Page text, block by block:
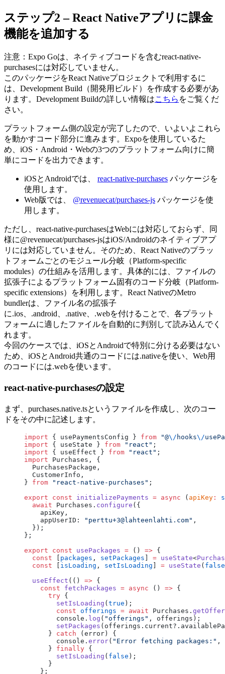
ステップ2 – React Nativeアプリに課金
機能を追加する
注意：Expo Goは、ネイティブコードを含むreact-native-
purchasesには対応していません。
このパッケージをReact Nativeプロジェクトで利用するに
は、Development Build（開発用ビルド）を作成する必要があ
ります。Development Buildの詳しい情報はこちら をご覧くだ
さい。
プラットフォーム側の設定が完了したので、いよいよこれら
を動かすコード部分に進みます。Expoを使用しているた
め、iOS・Android・Webの3つのプラットフォーム向けに簡
単にコードを出力できます。
iOSとAndroidでは、 react-native-purchases パッケージを
使用します。
Web版では、 @revenuecat/purchases-js パッケージを使
用します。
ただし、react-native-purchasesはWebには対応しておらず、同
様に@revenuecat/purchases-jsはiOS/Androidのネイティブアプ
リには対応していません。そのため、React Nativeのプラッ
トフォームごとのモジュール分岐（Platform-specific
modules）の仕組みを活用します。具体的には、ファイルの
拡張子によるプラットフォーム固有のコード分岐（Platform-
specific extensions）を利用します。React NativeのMetro
bundlerは、ファイル名の拡張子
に.ios、.android、.native、.webを付けることで、各プラット
フォームに適したファイルを自動的に判別して読み込んでく
れます。
今回のケースでは、iOSとAndroidで特別に分ける必要はない
ため、iOSとAndroid共通のコードには.nativeを使い、Web用
のコードには.webを使います。
react-native-purchasesの設定
まず、purchases.native.tsというファイルを作成し、次のコー
ドをその中に記述します。
import { usePaymentsConfig } from "@\/ hooks\/
import { useState } from "react" ;
import { useEffect } from "react" ;
import Purchases, {
  PurchasesPackage,
  CustomerInfo,
} from "react-native-purchases" ;
export const initializePayments = async ( apiKey :
  await
Purchases. configure ({
    apiKey,
    appUserID:
"perttu+3@lahteenlahti.com" ,
  });
};
export const usePackages = () => {
  const
packages , setPackages = useState<
  const
isLoading , setIsLoading = useState ( false
  useEffect
(() => {
    const
fetchPackages = async () => {
      try
{
        setIsLoading
( true );
        const
offerings = await Purchases.
        console.
log ( "offerings" , offerings);
        setPackages
      }
catch (error) {
        console.
error( "Error fetching packages:" ,
      }
finally {
        setIsLoading
( false );
      }
    };